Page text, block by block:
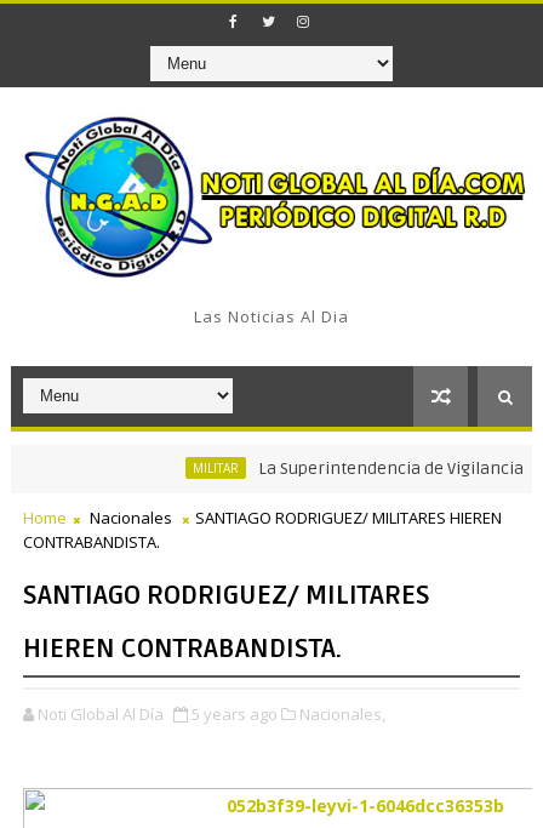
Las Noticias Al Dia
La Superintendencia de Vigilancia y
Home Nacionales
SANTIAGO RODRIGUEZ/ MILITARES HIEREN
CONTRABANDISTA.
SANTIAGO RODRIGUEZ/ MILITARES
HIEREN CONTRABANDISTA.
Noti Global Al Día 5 years ago Nacionales,